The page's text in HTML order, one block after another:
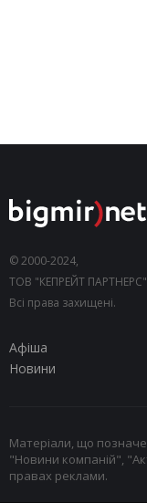
© 2000-2024,
ТОВ "КЕПРЕЙТ
Всі права захищені.
Афіша
Новини
Матеріали, що
"Новини компаній",
правах реклами.